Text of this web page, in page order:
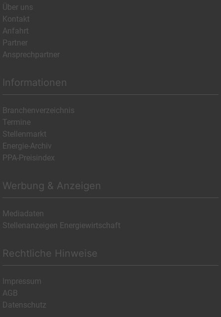
Über uns
Kontakt
Anfahrt
Partner
Ansprechpartner
Informationen
Branchenverzeichnis
Termine
Stellenmarkt
Energie-Archiv
PPA-Preisindex
Werbung & Anzeigen
Mediadaten
Stellenanzeigen Energiewirtschaft
Rechtliche Hinweise
Impressum
AGB
Datenschutz